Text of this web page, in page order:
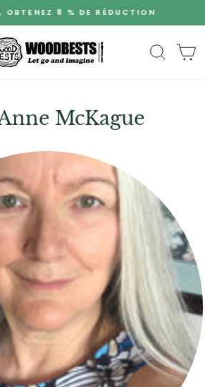
Mettre
en
pause
OBTENEZ 8 % DE RÉDUCTION
McKague